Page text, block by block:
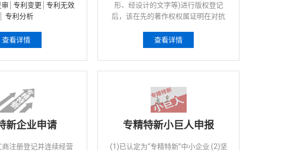
专利变更
专利无效
专利分析
查看详情
形、经设计的文字等)进行版权登记
后，该在先的著作权权属证明在对抗
查看详情
新企业申请
注册登记并连续经营
专精特新小巨人申报
(1)已认定为“专精特新”中小企业.(2)坚